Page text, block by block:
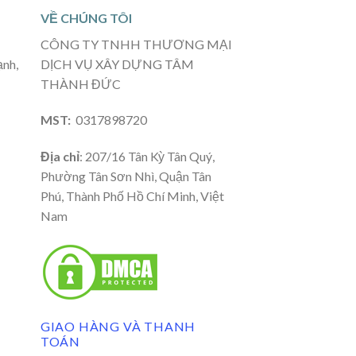
VỀ CHÚNG TÔI
CÔNG TY TNHH THƯƠNG MẠI
DỊCH VỤ XÂY DỰNG TÂM
THÀNH ĐỨC
MST: 0317898720
Địa chỉ: 207/16 Tân Kỳ Tân Quý,
Phường Tân Sơn Nhì, Quận Tân
Phú, Thành Phố Hồ Chí Minh, Việt
Nam
GIAO HÀNG VÀ THANH
TOÁN